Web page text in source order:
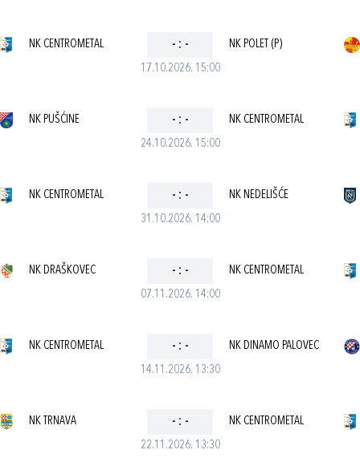
17.10.2026. 15:00
NK CENTROMETAL - : - NK POLET (P)
24.10.2026. 15:00
NK PUŠĆINE - : - NK CENTROMETAL
31.10.2026. 14:00
NK CENTROMETAL - : - NK NEDELIŠĆE
07.11.2026. 14:00
NK DRAŠKOVEC - : - NK CENTROMETAL
14.11.2026. 13:30
NK CENTROMETAL - : - NK DINAMO PALOVEC
22.11.2026. 13:30
NK TRNAVA - : - NK CENTROMETAL